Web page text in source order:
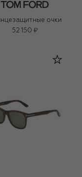
очки
52 150 ₽